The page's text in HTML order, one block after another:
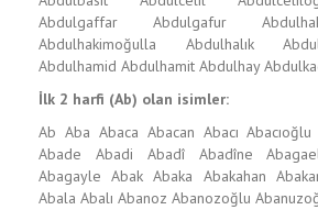
Abdulgaffar
Abdulgafur
Abdulhakimoğulla
Abdulhalık
Abdulhamid Abdulhamit Abdulhay
İlk 2 harfi (Ab) olan isimler:
Ab Aba Abaca Abacan Abacı Abacıoğlu
Abade
Abadi Abadî Abadîne
Abagayle Abak Abaka Abakahan
Abala Abalı Abanoz Abanozoğlu